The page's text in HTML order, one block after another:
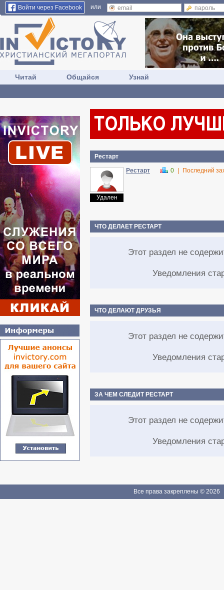
Войти через Facebook или
Читай Общайся Узнай
Рестарт
Удален
Рестарт 0 Последний
ЧТО ДЕЛАЕТ РЕСТАРТ
Этот раздел не
Уведомления
ЧТО ДЕЛАЮТ ДРУЗЬЯ
Этот раздел не
Уведомления
ЗА ЧЕМ СЛЕДИТ РЕСТАРТ
Этот раздел не
Уведомления
Все права закреплены © 2026